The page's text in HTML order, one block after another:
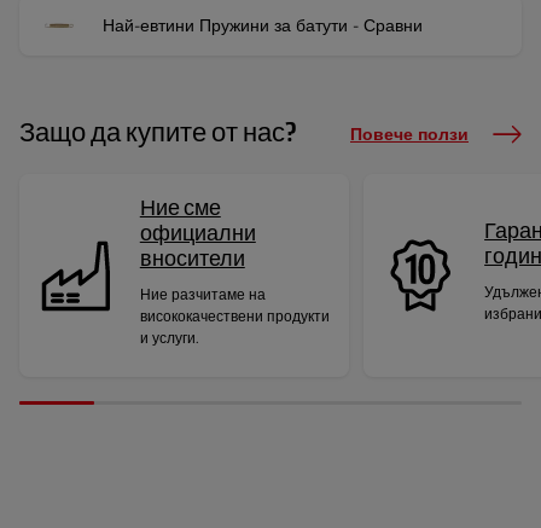
Най-евтини Пружини за батути - Сравни
Защо да купите от нас? Повече ползи
Ние сме
официални
вносители
Ние разчитаме на
висококачествени продукти
и услуги.